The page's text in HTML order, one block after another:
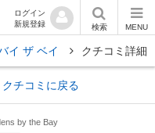
ログイン
新規登録
検索 MENU
イ ザ ベイ クチコミ詳細
チコミに戻る
by the Bay